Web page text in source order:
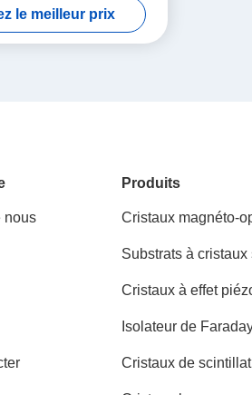
le meilleur prix
nous
Produits
Cristaux magnéto-
Substrats à cristaux
Cristaux à effet
Isolateur de
Cristaux de